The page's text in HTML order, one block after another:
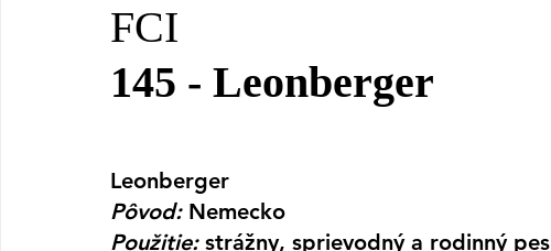
FCI
145 - Leonberger
Leonberger
Pôvod: Nemecko
Použitie: strážny, sprievodný a rodinný pes